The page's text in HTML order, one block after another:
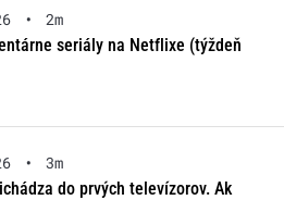
•
2m
seriály na Netflixe (týždeň
•
3m
do prvých televízorov. Ak